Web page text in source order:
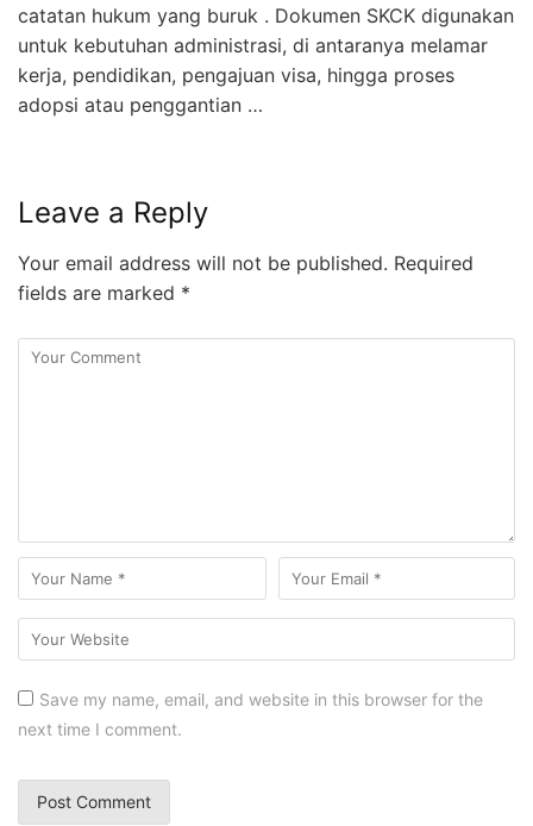
catatan hukum yang buruk . Dokumen SKCK digunakan
untuk kebutuhan administrasi, di antaranya melamar
kerja, pendidikan, pengajuan visa, hingga proses
adopsi atau penggantian …
Leave a Reply
Your email address will not be published. Required
fields are marked *
Save my name, email, and website in this browser for the
next time I comment.